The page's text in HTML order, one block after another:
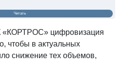
Читать
«КОРТРОС» цифровизация
чтобы в актуальных
снижение тех объемов,